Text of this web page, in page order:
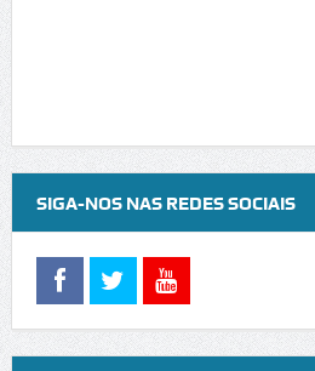
SIGA-NOS NAS REDES SOCIAIS